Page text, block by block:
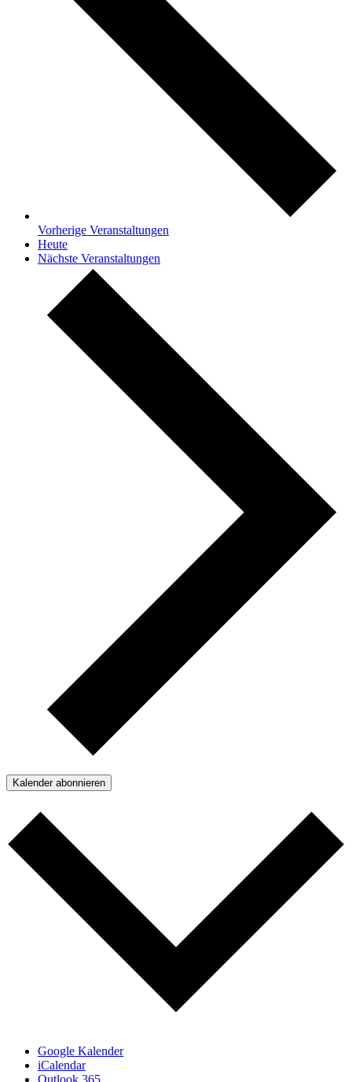
Vorherige Veranstaltungen
Heute
Nächste Veranstaltungen
Kalender abonnieren
Google Kalender
iCalendar